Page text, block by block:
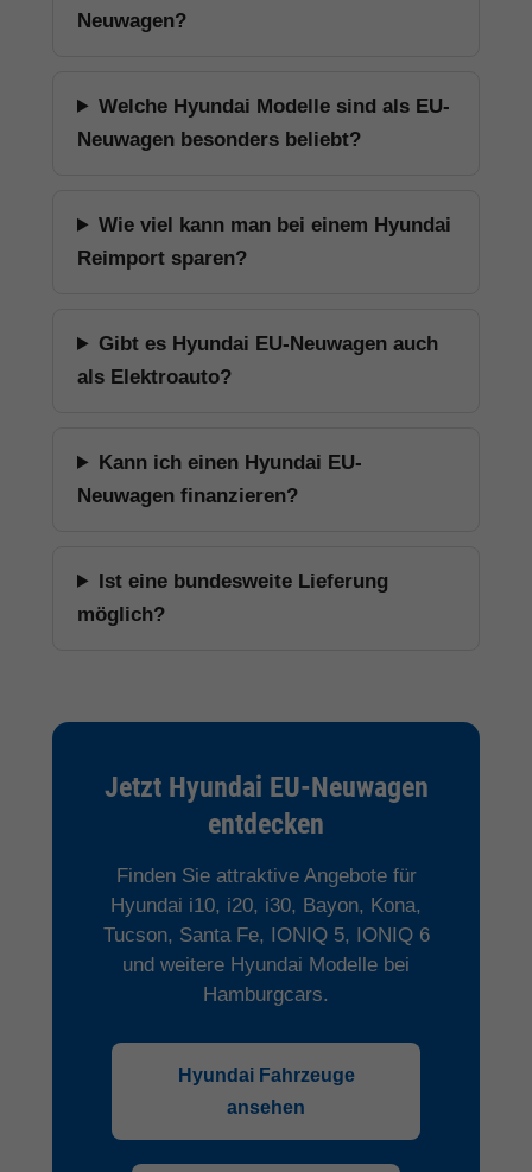
Neuwagen?
Welche Hyundai Modelle sind als EU-
Neuwagen besonders beliebt?
Wie viel kann man bei einem Hyundai
Reimport sparen?
Gibt es Hyundai EU-Neuwagen auch
als Elektroauto?
Kann ich einen Hyundai EU-
Neuwagen finanzieren?
Ist eine bundesweite Lieferung
möglich?
Jetzt Hyundai EU-Neuwagen
entdecken
Finden Sie attraktive Angebote für
Hyundai i10, i20, i30, Bayon, Kona,
Tucson, Santa Fe, IONIQ 5, IONIQ 6
und weitere Hyundai Modelle bei
Hamburgcars.
Hyundai Fahrzeuge
ansehen